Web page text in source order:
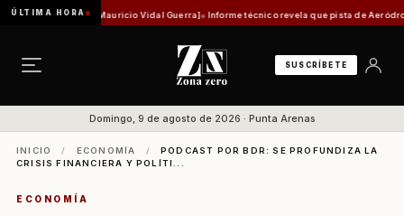
ÚLTIMA HORA
[Por Mauricio Vidal Guerra] Informe técnico revela que pista de Aeródromo de
SUSCRÍBETE
Domingo, 9 de agosto de 2026 · Punta Arenas
INICIO / ECONOMÍA /
PODCAST POR BDR: SE PROFUNDIZA LA
CRISIS FINANCIERA Y POLÍTI...
ECONOMÍA